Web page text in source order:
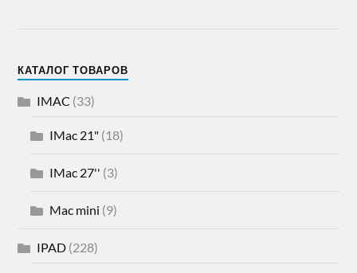
КАТАЛОГ ТОВАРОВ
IMAC (33)
IMac 21" (18)
IMac 27'' (3)
Mac mini (9)
IPAD (228)